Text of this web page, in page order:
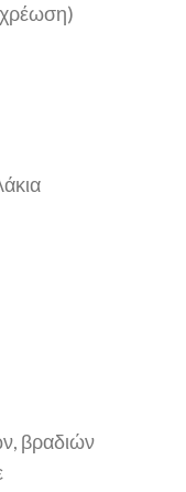
χρέωση)
βραδιών